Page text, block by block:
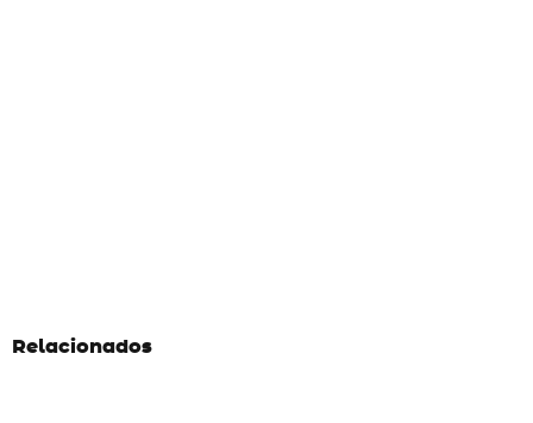
Relacionados